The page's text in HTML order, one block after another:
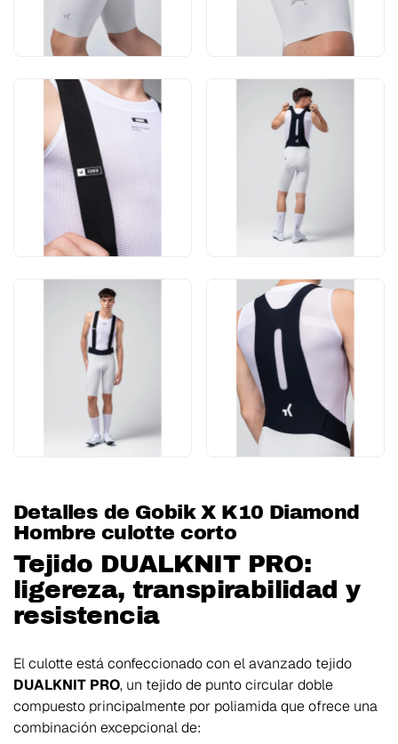
Detalles de Gobik X K10 Diamond
Hombre culotte corto
Tejido DUALKNIT PRO:
ligereza, transpirabilidad y
resistencia
El culotte está confeccionado con el avanzado tejido
DUALKNIT PRO, un tejido de punto circular doble
compuesto principalmente por poliamida que ofrece una
combinación excepcional de: